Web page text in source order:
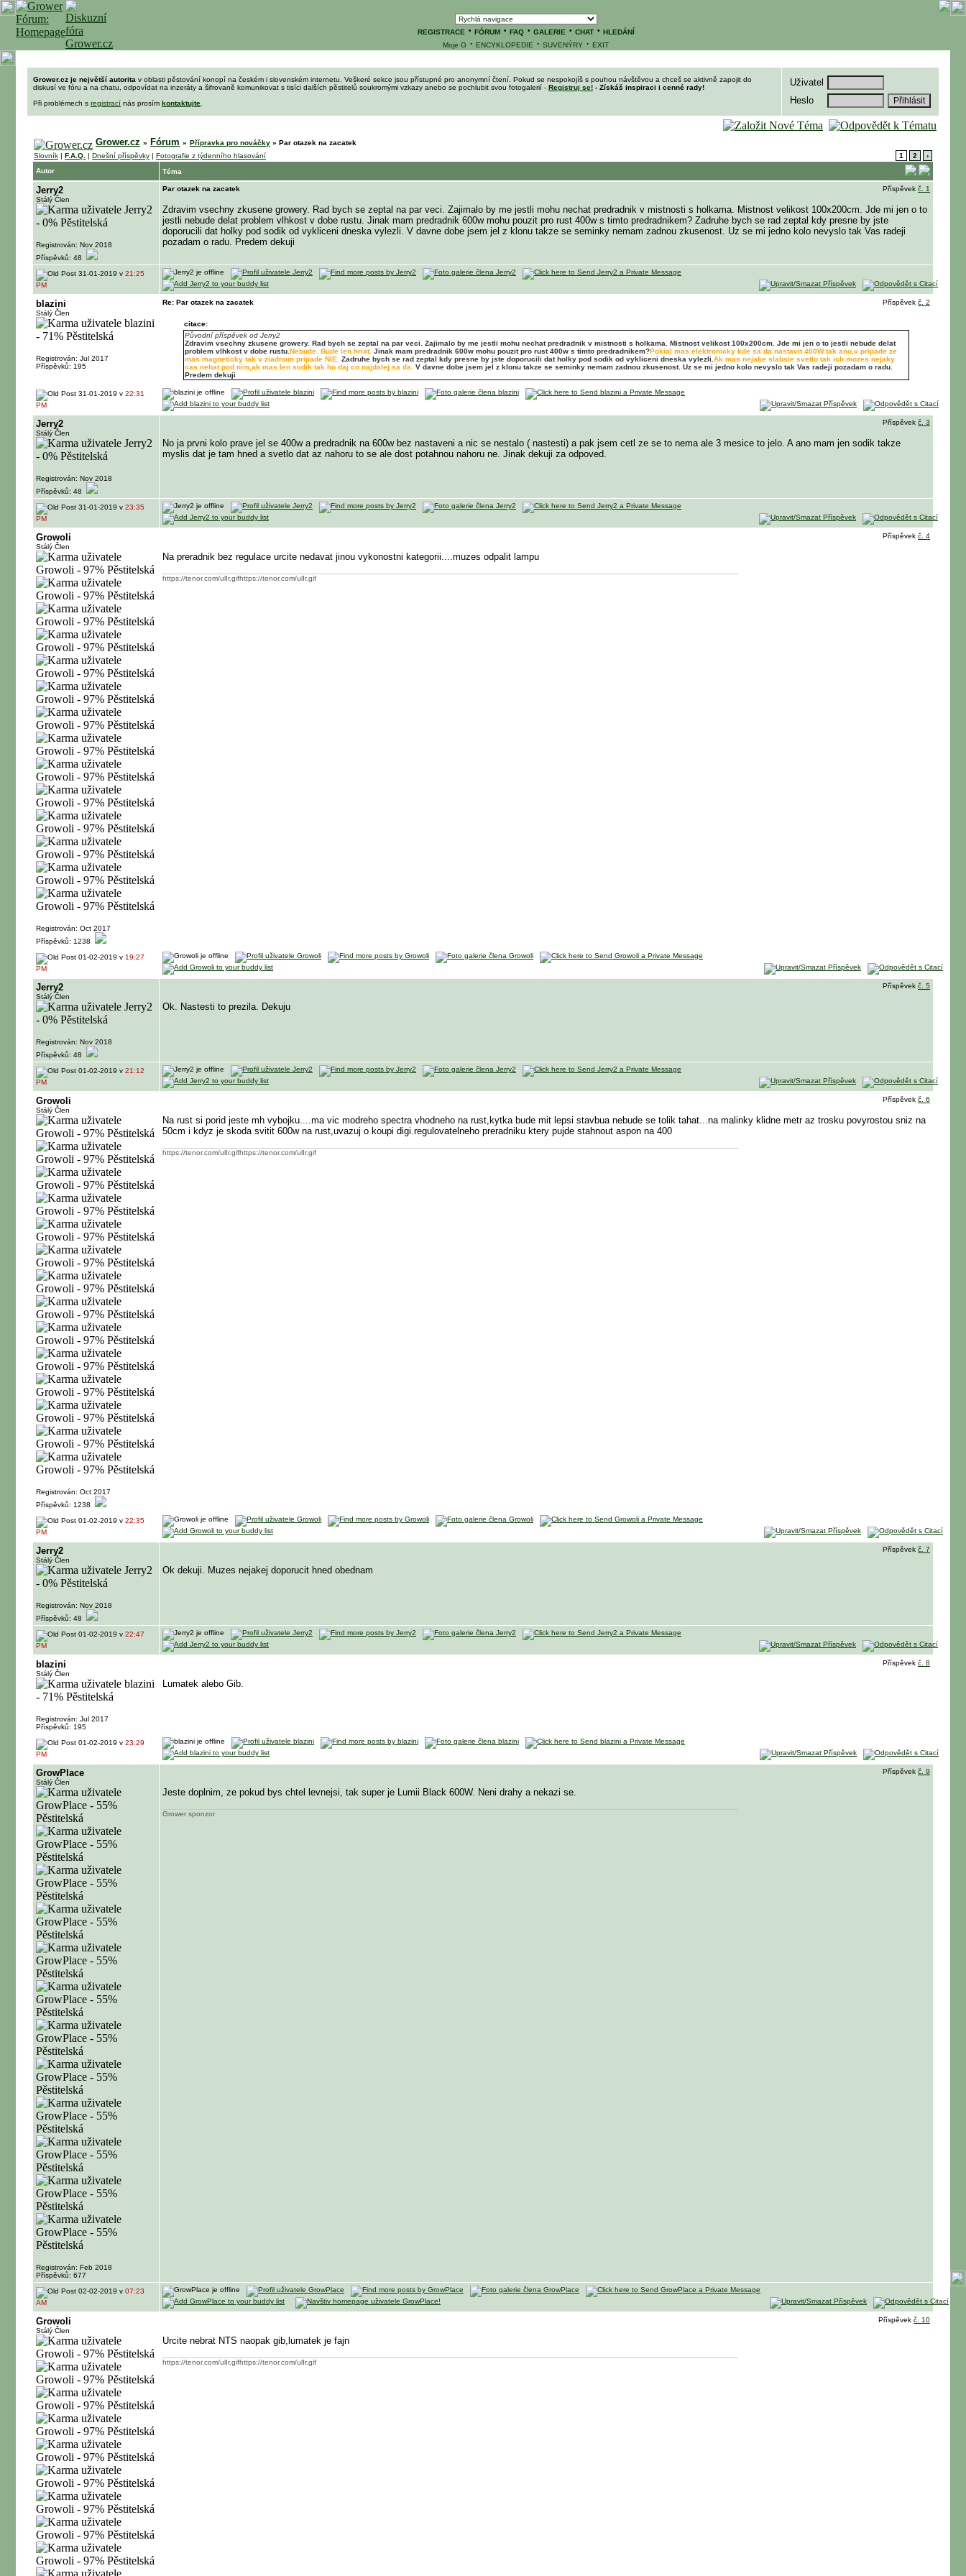
REGISTRACE · FÓRUM· FAQ· GALERIE · CHAT· HLEDÁNÍ
Moje G · ENCYKLOPEDIE · SUVENÝRY · EXIT
Grower.cz je největší autorita v oblasti pěstování konopí na českém i slovenském internetu. Veškeré sekce jsou přístupné pro anonymní čtení. Pokud se nespokojíš s pouhou návštěvou a chceš se aktivně zapojit do
diskusí ve fóru a na chatu, odpovídat na inzeráty a šifrovaně komunikovat s tisíci dalších pěstitelů soukromými vzkazy anebo se pochlubit svou fotogalerií - Registruj se! - Získáš inspiraci i cenné rady!
Při problémech s registrací nás prosím kontaktujte
Uživatel
Heslo
Grower.cz » Fórum » Přípravka pro nováčky » Par otazek na zacatek
Slovník | F.A.Q. | Dnešní příspěvky | Fotografie z týdenního hlasování 1 2
›
Autor
Téma
Jerry2
Stálý Člen
Registrován: Nov 2018
Příspěvků: 48
Par otazek na zacatek Příspěvek č. 1
Zdravim vsechny zkusene growery. Rad bych se zeptal na par veci. Zajimalo by me jestli mohu nechat predradnik v mistnosti s holkama. Mistnost velikost 100x200cm. Jde mi jen o to
jestli nebude delat problem vlhkost v dobe rustu. Jinak mam predradnik 600w mohu pouzit pro rust 400w s timto predradnikem? Zadruhe bych se rad zeptal kdy presne by jste
doporucili dat holky pod sodik od vykliceni dneska vylezli. V davne dobe jsem jel z klonu takze se seminky nemam zadnou zkusenost. Uz se mi jedno kolo nevyslo tak Vas radeji
pozadam o radu. Predem dekuji
31-01-2019 v 21:25
PM
blazini
Stálý Člen
Registrován: Jul 2017
Příspěvků: 195
Re: Par otazek na zacatek Příspěvek č. 2
citace:
Původní příspěvek od Jerry2
Zdravim vsechny zkusene growery. Rad bych se zeptal na par veci. Zajimalo by me jestli mohu nechat predradnik v mistnosti s holkama. Mistnost velikost 100x200cm. Jde mi jen o to jestli nebude delat
problem vlhkost v dobe rustu. Nebude. Bude len hriat. Jinak mam predradnik 600w mohu pouzit pro rust 400w s timto predradnikem?Pokial mas elektronicky kde sa da nastavit 400W tak ano,v pripade ze
mas magneticky tak v ziadnom pripade NIE.
Zadruhe bych se rad zeptal kdy presne by jste doporucili dat holky pod sodik od vykliceni dneska vylezli. Ak mas nejake slabsie svetlo tak ich mozes nejaky
cas nehat pod nim,ak mas len sodik tak ho daj co najdalej sa da.
V davne dobe jsem jel z klonu takze se seminky nemam zadnou zkusenost. Uz se mi jedno kolo nevyslo tak Vas radeji pozadam o radu.
Predem dekuji
31-01-2019 v 22:31
PM
Jerry2
Stálý Člen
Registrován: Nov 2018
Příspěvků: 48
Příspěvek č. 3
No ja prvni kolo prave jel se 400w a predradnik na 600w bez nastaveni a nic se nestalo ( nastesti) a pak jsem cetl ze se to nema ale 3 mesice to jelo. A ano mam jen sodik takze
myslis dat je tam hned a svetlo dat az nahoru to se ale dost potahnou nahoru ne. Jinak dekuji za odpoved.
31-01-2019 v 23:35
PM
Growoli
Stálý Člen
Registrován: Oct 2017
Příspěvků: 1238
Příspěvek č. 4
Na preradnik bez regulace urcite nedavat jinou vykonostni kategorii....muzes odpalit lampu
https://tenor.com/ulIr.gifhttps://tenor.com/ulIr.gif
01-02-2019 v 19:27
PM
Jerry2
Stálý Člen
Registrován: Nov 2018
Příspěvků: 48
Příspěvek č. 5
Ok. Nastesti to prezila. Dekuju
01-02-2019 v 21:12
PM
Growoli
Stálý Člen
Registrován: Oct 2017
Příspěvků: 1238
Příspěvek č. 6
Na rust si porid jeste mh vybojku....ma vic modreho spectra vhodneho na rust,kytka bude mit lepsi stavbua nebude se tolik tahat...na malinky klidne metr az trosku povyrostou sniz na
50cm i kdyz je skoda svitit 600w na rust,uvazuj o koupi digi.regulovatelneho preradniku ktery pujde stahnout aspon na 400
https://tenor.com/ulIr.gifhttps://tenor.com/ulIr.gif
01-02-2019 v 22:35
PM
Jerry2
Stálý Člen
Registrován: Nov 2018
Příspěvků: 48
Příspěvek č. 7
Ok dekuji. Muzes nejakej doporucit hned obednam
01-02-2019 v 22:47
PM
blazini
Stálý Člen
Registrován: Jul 2017
Příspěvků: 195
Příspěvek č. 8
Lumatek alebo Gib.
01-02-2019 v 23:29
PM
GrowPlace
Stálý Člen
Registrován: Feb 2018
Příspěvků: 677
Příspěvek č. 9
Jeste doplnim, ze pokud bys chtel levnejsi, tak super je Lumii Black 600W. Neni drahy a nekazi se.
Grower sponzor
02-02-2019 v 07:23
AM
Growoli
Stálý Člen
Příspěvek č. 10
Urcite nebrat NTS naopak gib,lumatek je fajn
https://tenor.com/ulIr.gifhttps://tenor.com/ulIr.gif